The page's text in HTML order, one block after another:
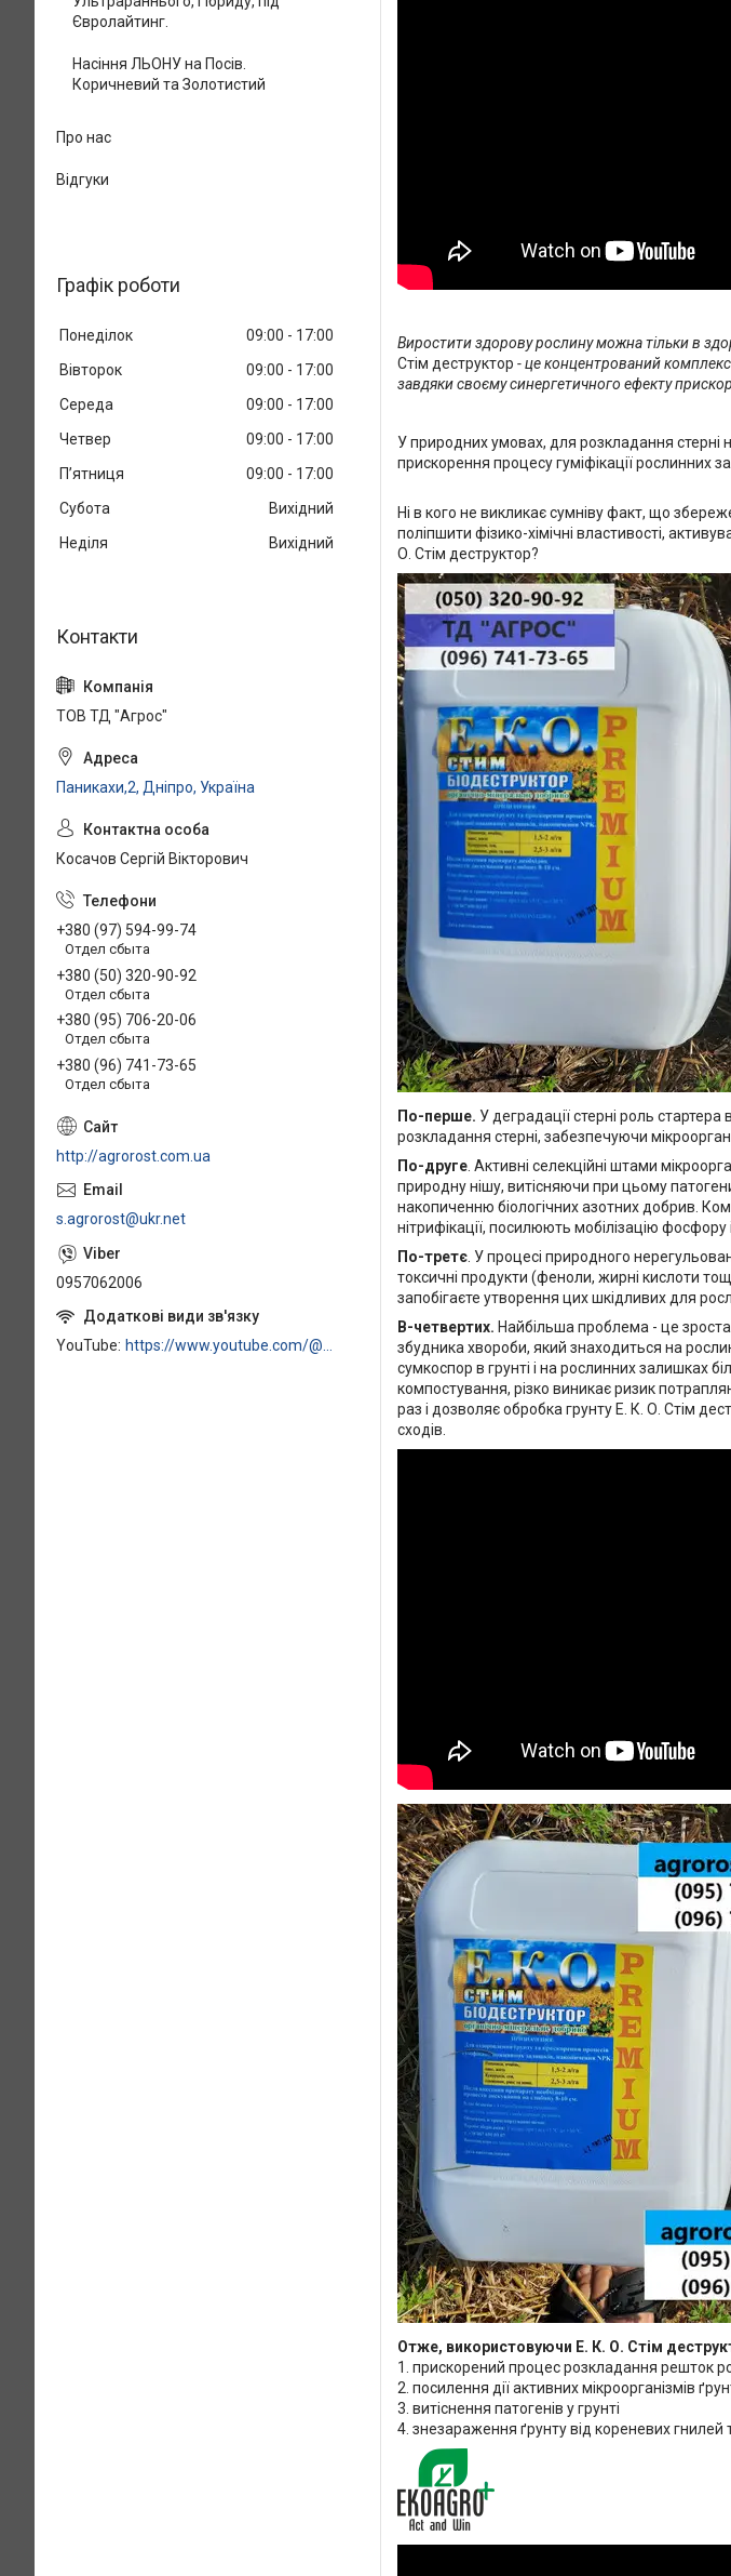
Виростити здорову рослину можна тільки в
Стім деструктор - це концентрований комплекс
завдяки своєму синергетичного ефекту
У природних умовах, для розкладання стерні
прискорення процесу гуміфікації рослинних
Ні в кого не викликає сумніву факт, що
поліпшити фізико-хімічні властивості,
О. Стім деструктор?
По-перше. У деградації стерні роль
розкладання стерні, забезпечуючи
По-друге . Активні селекційні штами
природну нішу, витісняючи при цьому
накопиченню біологічних азотних добрив.
нітрифікації, посилюють мобілізацію
По-третє . У процесі природного
токсичні продукти (феноли, жирні кислоти
запобігаєте утворення цих шкідливих для
В-четвертих. Найбільша проблема - це
збудника хвороби, який знаходиться на
сумкоспор в грунті і на рослинних залишках
компостування, різко виникає ризик
раз і дозволяє обробка грунту Е. К. О. Стім
сходів.
Отже, використовуючи Е. К. О. Стім
1. прискорений процес розкладання решток
2. посилення дії активних мікроорганізмів
3. витіснення патогенів у грунті
4. знезараження ґрунту від кореневих гнилей
Євролайтинг.
Насіння ЛЬОНУ на Посів.
Коричневий та Золотистий
Про нас
Відгуки
Графік роботи
Понеділок 09:00
17:00
Вівторок
09:00
17:00
Середа
09:00
17:00
Четвер
09:00
17:00
Пʼятниця
09:00
17:00
Субота
Вихідний
Неділя
Вихідний
ТОВ ТД "Агрос"
Паникахи,2, Дніпро, Україна
Косачов Сергій Вікторович
+380 (97) 594-99-74
Отдел сбыта
+380 (50) 320-90-92
Отдел сбыта
+380 (95) 706-20-06
Отдел сбыта
+380 (96) 741-73-65
Отдел сбыта
http://agrorost.com.ua
s.agrorost@ukr.net
0957062006
YouTube